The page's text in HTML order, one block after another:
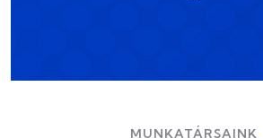
MUNKATÁRSAINK